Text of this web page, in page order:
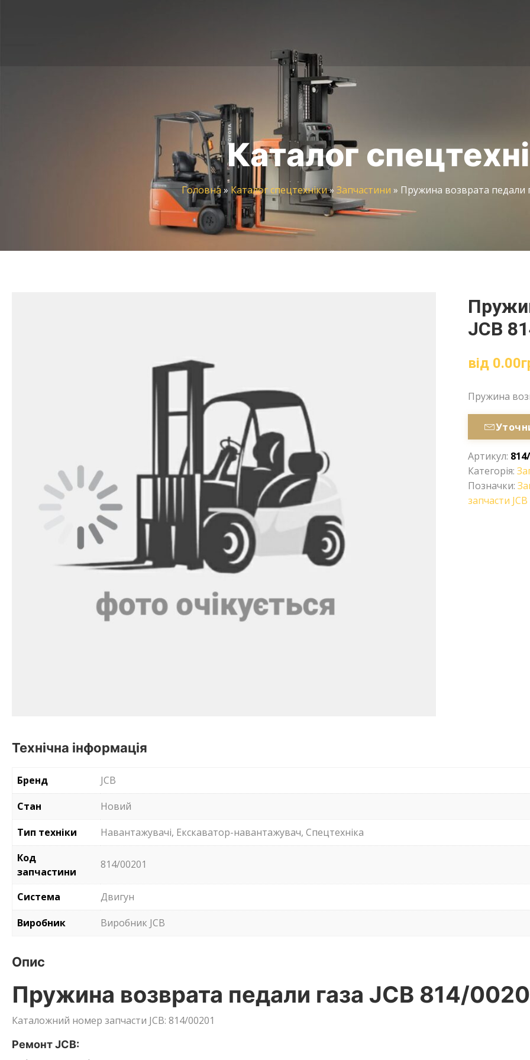
Каталог
Головна» Каталог спецтехніки» Запчастини » Пружина возврата педали
JCB
від 0.00
Пружина
Артикул:
Категорія:
Позначки:
запчасти JCB
Технічна інформація
Бренд
JCB
Стан
Новий
Тип техніки
Навантажувачі, Екскаватор-навантажувач, Спецтехніка
Код
запчастини
814/00201
Система
Двигун
Виробник
Виробник JCB
Опис
Пружина возврата педали газа JCB 814/
Каталожний номер запчасти JCB: 814/00201
Ремонт JCB: